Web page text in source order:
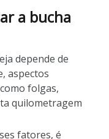
a bucha
depende de
aspectos
folgas,
quilometragem
fatores, é